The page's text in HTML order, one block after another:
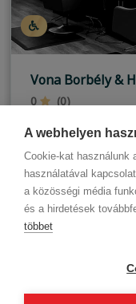
A webhelyen
Cookie-kat használunk
használatával
a közösségi média
és a hirdetések
többet
Vona Borbély &
0
(0)